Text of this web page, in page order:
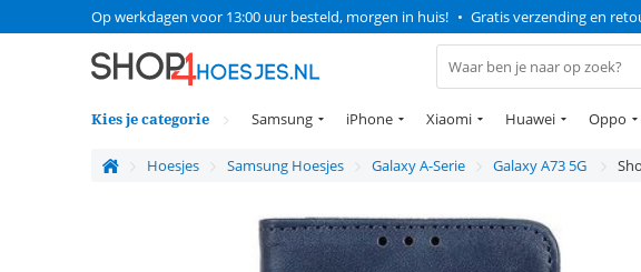
Op werkdagen voor 13:00 uur besteld, morgen in huis! • Gratis verzending en
Kies je categorie Samsung iPhone Xiaomi Huawei Oppo
Hoesjes Samsung Hoesjes Galaxy A-Serie Galaxy A73 5G